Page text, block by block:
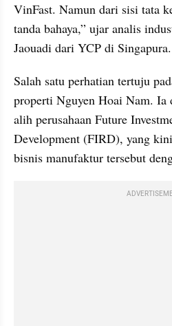
VinFast. Namun dari sisi tata
tanda bahaya,” ujar analis
Jaouadi dari YCP di Singapura.
Salah satu perhatian tertuju
properti Nguyen Hoai Nam. Ia
alih perusahaan Future
Development (FIRD), yang
bisnis manufaktur tersebut